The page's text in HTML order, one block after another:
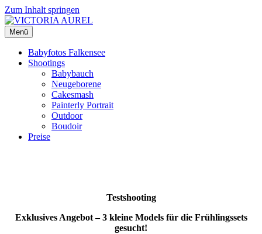
Zum Inhalt springen
Menü
Babyfotos Falkensee
Shootings
Babybauch
Neugeborene
Cakesmash
Painterly Portrait
Outdoor
Boudoir
Preise
Testshooting
Exklusives Angebot – 3 kleine Models für die Frühlingssets
gesucht!